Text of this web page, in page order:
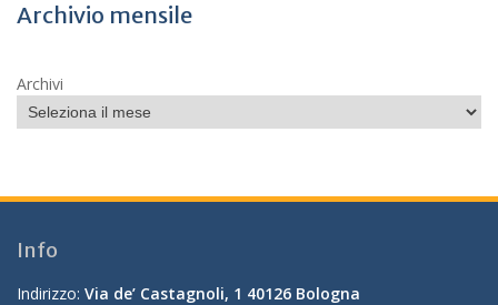
Archivio mensile
Archivi
Info
Indirizzo: Via de’ Castagnoli, 1 40126 Bologna